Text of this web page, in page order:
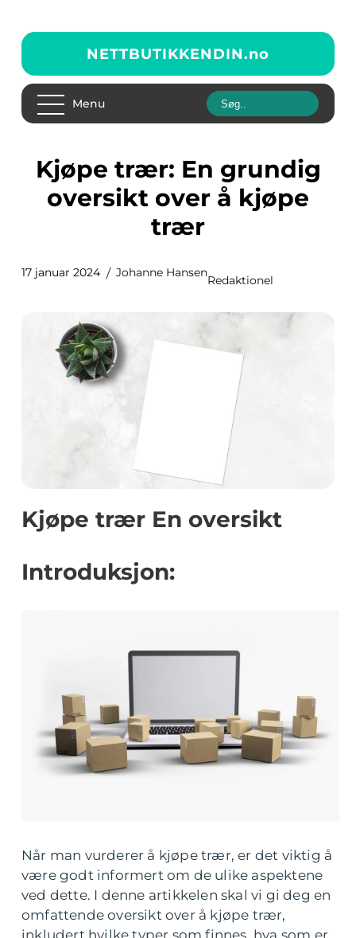
NETTBUTIKKENDIN.no
Menu
Kjøpe trær: En grundig
oversikt over å kjøpe
trær
17 januar 2024 Johanne Hansen
Redaktionel
Kjøpe trær En oversikt
Introduksjon:
Når man vurderer å kjøpe trær, er det viktig å
være godt informert om de ulike aspektene
ved dette. I denne artikkelen skal vi gi deg en
omfattende oversikt over å kjøpe trær,